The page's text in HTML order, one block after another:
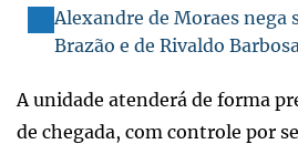
Alexandre de Moraes nega
Brazão e de Rivaldo Barbosa
A unidade atenderá de forma
de chegada, com controle por